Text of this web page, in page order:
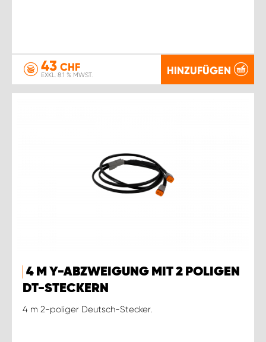
43 CHF
EXKL. 8.1 % MWST. HINZUFÜGEN
4 M Y-ABZWEIGUNG MIT 2 POLIGEN
DT-STECKERN
4 m 2-poliger Deutsch-Stecker.